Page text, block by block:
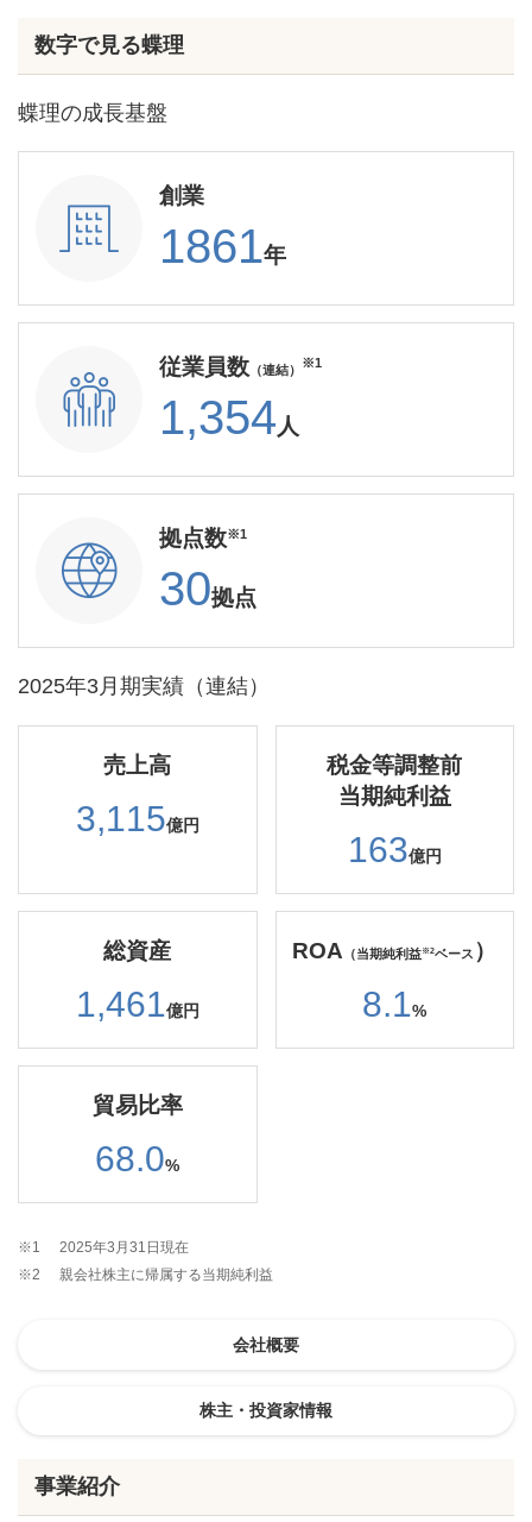
数字で見る蝶理
蝶理の成長基盤
創業
1861年
従業員数 （連結）
※1
1,354人
拠点数※1
30拠点
2025年3月期実績（連結）
売上高
3,115億円
税金等調整前
当期純利益
163億円
総資産
1,461億円
ROA （当期純利益※2ベース ）
8.1%
貿易比率
68.0%
※1
2025年3月31日現在
※2
親会社株主に帰属する当期純利益
会社概要
株主・投資家情報
事業紹介